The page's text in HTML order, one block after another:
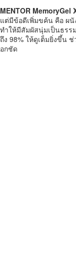
MENTOR MemoryGel
แต่มีข้อดีเพิ่มขค้น คือ ผ
ทำให้มีสัมผัสนุ่มเป็นธรร
ถึง 98% ให้ดูเต็มยิ่งขึ้น
อกชัด